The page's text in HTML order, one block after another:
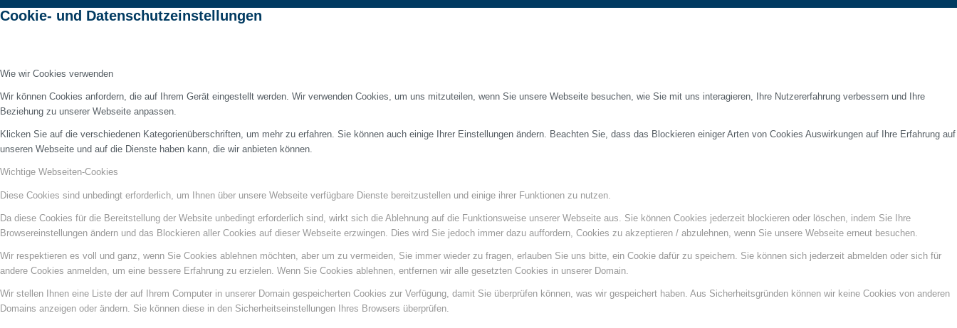
Cookie- und Datenschutzeinstellungen
Wie wir Cookies verwenden
Wir können Cookies anfordern, die auf Ihrem Gerät eingestellt werden. Wir verwenden Cookies, um uns mitzuteilen, wenn Sie unsere Webseite besuchen, wie Sie mit uns interagieren, Ihre Nutzererfahrung verbessern und Ihre
Beziehung zu unserer Webseite anpassen.
Klicken Sie auf die verschiedenen Kategorienüberschriften, um mehr zu erfahren. Sie können auch einige Ihrer Einstellungen ändern. Beachten Sie, dass das Blockieren einiger Arten von Cookies Auswirkungen auf Ihre Erfahrung auf
unseren Webseite und auf die Dienste haben kann, die wir anbieten können.
Wichtige Webseiten-Cookies
Diese Cookies sind unbedingt erforderlich, um Ihnen über unsere Webseite verfügbare Dienste bereitzustellen und einige ihrer Funktionen zu nutzen.
Da diese Cookies für die Bereitstellung der Website unbedingt erforderlich sind, wirkt sich die Ablehnung auf die Funktionsweise unserer Webseite aus. Sie können Cookies jederzeit blockieren oder löschen, indem Sie Ihre
Browsereinstellungen ändern und das Blockieren aller Cookies auf dieser Webseite erzwingen. Dies wird Sie jedoch immer dazu auffordern, Cookies zu akzeptieren / abzulehnen, wenn Sie unsere Webseite erneut besuchen.
Wir respektieren es voll und ganz, wenn Sie Cookies ablehnen möchten, aber um zu vermeiden, Sie immer wieder zu fragen, erlauben Sie uns bitte, ein Cookie dafür zu speichern. Sie können sich jederzeit abmelden oder sich für
andere Cookies anmelden, um eine bessere Erfahrung zu erzielen. Wenn Sie Cookies ablehnen, entfernen wir alle gesetzten Cookies in unserer Domain.
Wir stellen Ihnen eine Liste der auf Ihrem Computer in unserer Domain gespeicherten Cookies zur Verfügung, damit Sie überprüfen können, was wir gespeichert haben. Aus Sicherheitsgründen können wir keine Cookies von anderen
Domains anzeigen oder ändern. Sie können diese in den Sicherheitseinstellungen Ihres Browsers überprüfen.